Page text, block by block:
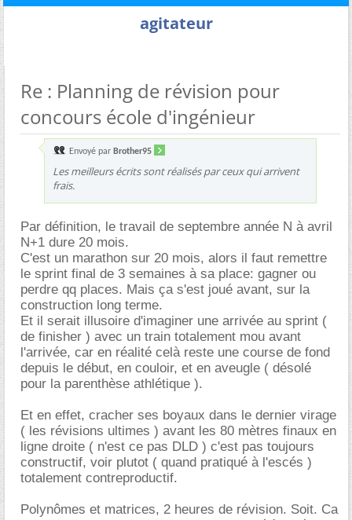
agitateur
Re : Planning de révision pour
concours école d'ingénieur
Envoyé par Brother95
Les meilleurs écrits sont réalisés par ceux qui arrivent
frais.
Par définition, le travail de septembre année N à avril
N+1 dure 20 mois.
C'est un marathon sur 20 mois, alors il faut remettre
le sprint final de 3 semaines à sa place: gagner ou
perdre qq places. Mais ça s'est joué avant, sur la
construction long terme.
Et il serait illusoire d'imaginer une arrivée au sprint (
de finisher ) avec un train totalement mou avant
l'arrivée, car en réalité celà reste une course de fond
depuis le début, en couloir, et en aveugle ( désolé
pour la parenthèse athlétique ).
Et en effet, cracher ses boyaux dans le dernier virage
( les révisions ultimes ) avant les 80 mètres finaux en
ligne droite ( n'est ce pas DLD ) c'est pas toujours
constructif, voir plutot ( quand pratiqué à l'escés )
totalement contreproductif.
Polynômes et matrices, 2 heures de révision. Soit. Ca